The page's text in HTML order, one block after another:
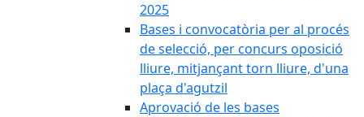
2025
Bases i convocatòria per al procés
de selecció, per concurs oposició
lliure, mitjançant torn lliure, d'una
plaça d'agutzil
Aprovació de les bases